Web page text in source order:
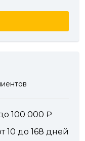
100 000
10 до 168 дней